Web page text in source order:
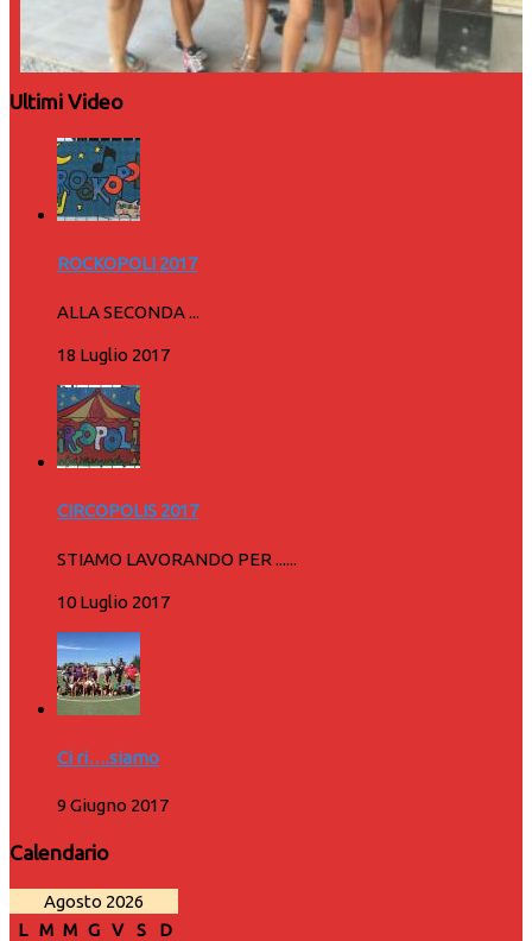
Ultimi Video
ROCKOPOLI 2017
ALLA SECONDA ...
18 Luglio 2017
CIRCOPOLIS 2017
STIAMO LAVORANDO PER ......
10 Luglio 2017
Ci ri….siamo
9 Giugno 2017
Calendario
Agosto 2026
L M M G V S D